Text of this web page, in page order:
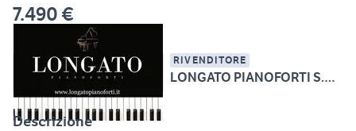
7.490 €
RIVENDITORE
LONGATO PIANOFORTI S.R.L.
Descrizione